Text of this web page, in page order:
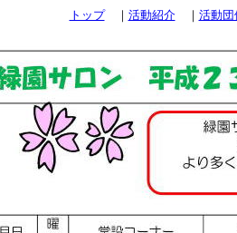
トップ｜ 活動紹介｜ 活動団